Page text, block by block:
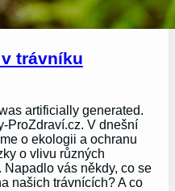
trávníku
artificially generated.
ProZdraví.cz. V dnešní
o ekologii a ochranu
o vlivu různých
vás někdy, co se
našich trávnících? A co